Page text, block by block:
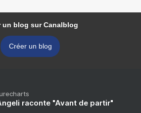
un blog sur Canalblog
Créer un blog
raconte "Avant de partir"